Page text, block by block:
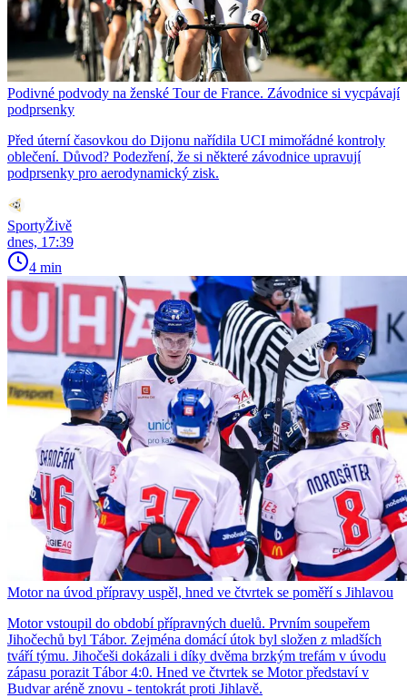
Podivné podvody na ženské Tour de France. Závodnice si vycpávají
podprsenky
Před úterní časovkou do Dijonu nařídila UCI mimořádné kontroly
oblečení. Důvod? Podezření, že si některé závodnice upravují
podprsenky pro aerodynamický zisk.
SportyŽivě
dnes, 17:39
4 min
Motor na úvod přípravy uspěl, hned ve čtvrtek se poměří s Jihlavou
Motor vstoupil do období přípravných duelů. Prvním soupeřem
Jihočechů byl Tábor. Zejména domácí útok byl složen z mladších
tváří týmu. Jihočeši dokázali i díky dvěma brzkým trefám v úvodu
zápasu porazit Tábor 4:0. Hned ve čtvrtek se Motor představí v
Budvar aréně znovu - tentokrát proti Jihlavě.